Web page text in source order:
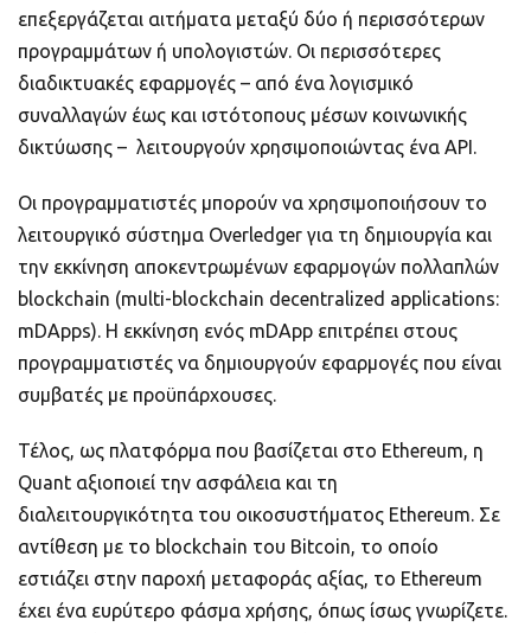
επεξεργάζεται αιτήματα μεταξύ δύο ή περισσότερων
προγραμμάτων ή υπολογιστών. Οι περισσότερες
διαδικτυακές εφαρμογές – από ένα λογισμικό
συναλλαγών έως και ιστότοπους μέσων κοινωνικής
δικτύωσης – λειτουργούν χρησιμοποιώντας ένα API.
Οι προγραμματιστές μπορούν να χρησιμοποιήσουν το
λειτουργικό σύστημα Overledger για τη δημιουργία και
την εκκίνηση αποκεντρωμένων εφαρμογών πολλαπλών
blockchain (multi-blockchain decentralized applications:
mDApps). Η εκκίνηση ενός mDApp επιτρέπει στους
προγραμματιστές να δημιουργούν εφαρμογές που είναι
συμβατές με προϋπάρχουσες.
Τέλος, ως πλατφόρμα που βασίζεται στο Ethereum, η
Quant αξιοποιεί την ασφάλεια και τη
διαλειτουργικότητα του οικοσυστήματος Ethereum. Σε
αντίθεση με το blockchain του Bitcoin, το οποίο
εστιάζει στην παροχή μεταφοράς αξίας, το Ethereum
έχει ένα ευρύτερο φάσμα χρήσης, όπως ίσως γνωρίζετε.